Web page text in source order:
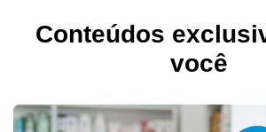
Conteúdos
você